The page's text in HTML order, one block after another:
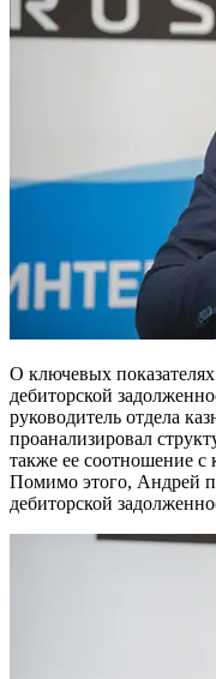
О ключевых
дебиторской
руководитель отдела
проанализировал
также ее соотношение с
Помимо этого, Андрей
дебиторской